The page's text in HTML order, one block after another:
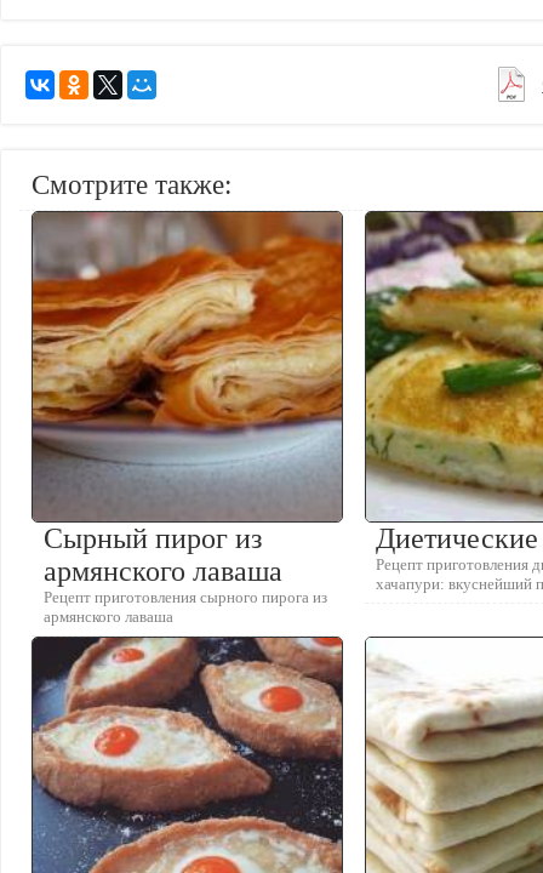
Смотрите также:
Сырный пирог из
армянского лаваша
Рецепт приготовления сырного пирога из
армянского лаваша
Рецепт приготовления
хачапури: вкуснейший